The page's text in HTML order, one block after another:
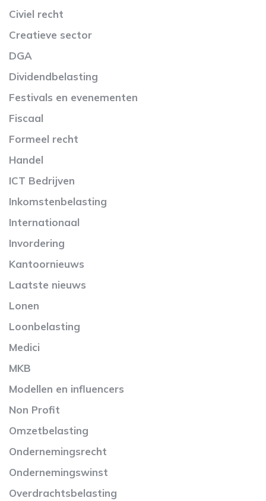
Civiel recht
Creatieve sector
DGA
Dividendbelasting
Festivals en evenementen
Fiscaal
Formeel recht
Handel
ICT Bedrijven
Inkomstenbelasting
Internationaal
Invordering
Kantoornieuws
Laatste nieuws
Lonen
Loonbelasting
Medici
MKB
Modellen en influencers
Non Profit
Omzetbelasting
Ondernemingsrecht
Ondernemingswinst
Overdrachtsbelasting